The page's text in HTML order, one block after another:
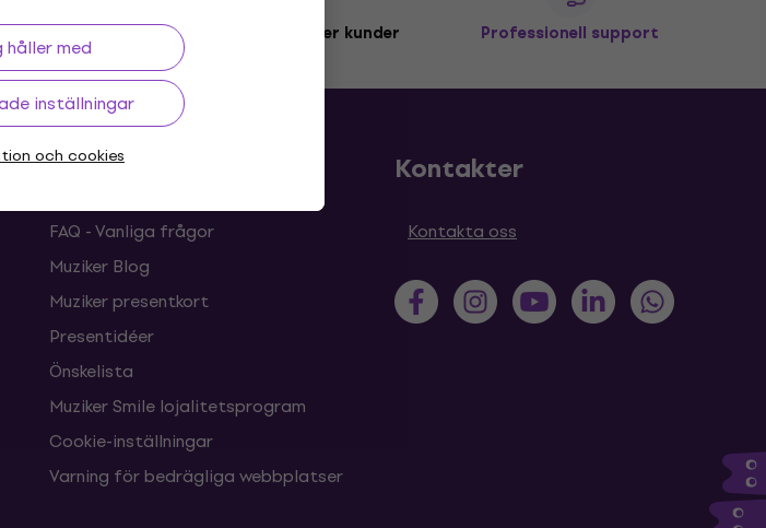
håller med
inställningar
och cookies
Mer än 3 miljoner kunder Professionell support
Nyttiga länkar
FAQ - Vanliga frågor
Muziker Blog
Muziker presentkort
Presentidéer
Önskelista
Muziker Smile lojalitetsprogram
Cookie-inställningar
Varning för bedrägliga webbplatser
Kontakter
Kontakta oss